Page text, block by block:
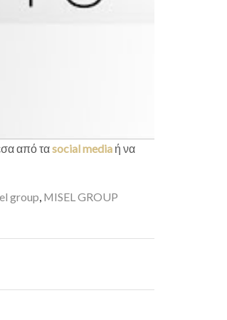
από ταsocial media ή να
group, MISEL GROUP